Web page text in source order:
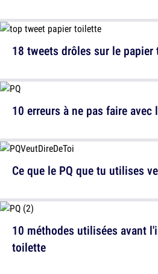
18 tweets drôles sur le
Ce que le PQ que tu utilises
10 erreurs à ne pas faire avec
10 méthodes utilisées avant
toilette